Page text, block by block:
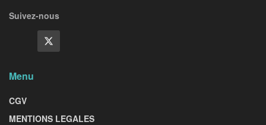
Suivez-nous
Menu
CGV
MENTIONS LEGALES